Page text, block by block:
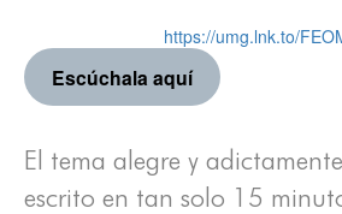
https://umg.lnk.to/
Escúchala aquí
El tema alegre y
escrito en tan solo 15